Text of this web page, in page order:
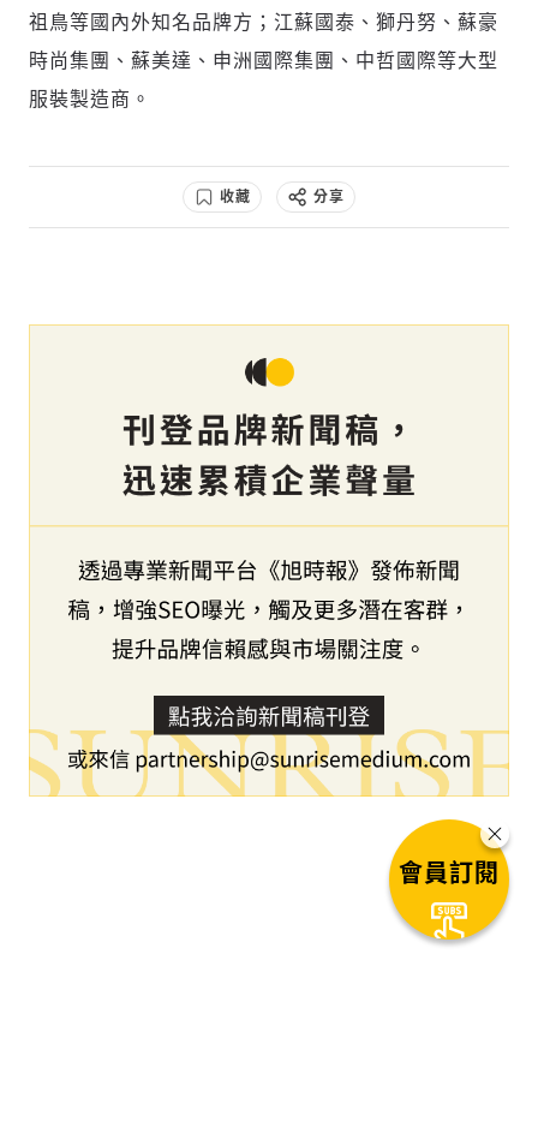
祖鳥等國內外知名品牌方；江蘇國泰、獅丹努、蘇豪
時尚集團、蘇美達、申洲國際集團、中哲國際等大型
服裝製造商。
收藏 分享
會員訂閱